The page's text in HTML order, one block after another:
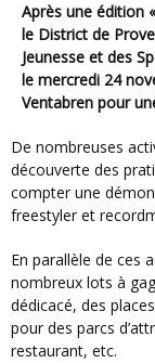
Après une édition « virtuelle » en 2020 suite à la crise sanitaire,
le District de
Jeunesse et des
le mercredi 24
Ventabren pour
De nombreuses activités étaient proposées : ateliers techniques,
découverte des
compter une
freestyler et
En parallèle de ces activités, une tombola a été organisée avec de
nombreux lots à
dédicacé, des
pour des parcs
restaurant, etc.